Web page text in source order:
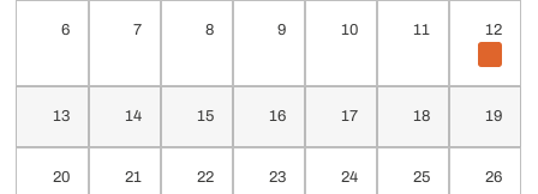
6 7 8 9 10 11 12
13 14 15 16 17 18 19
20 21 22 23 24 25 26